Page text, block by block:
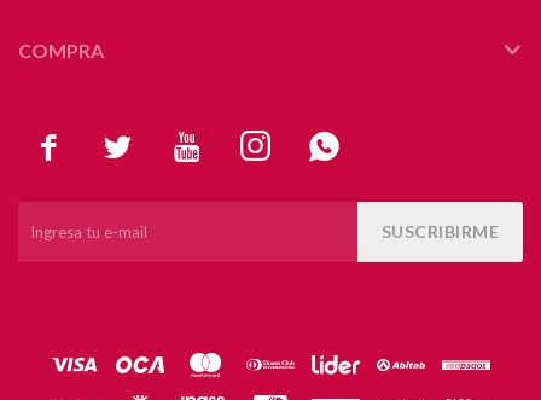
    
SUSCRIBIRME
COMPRA